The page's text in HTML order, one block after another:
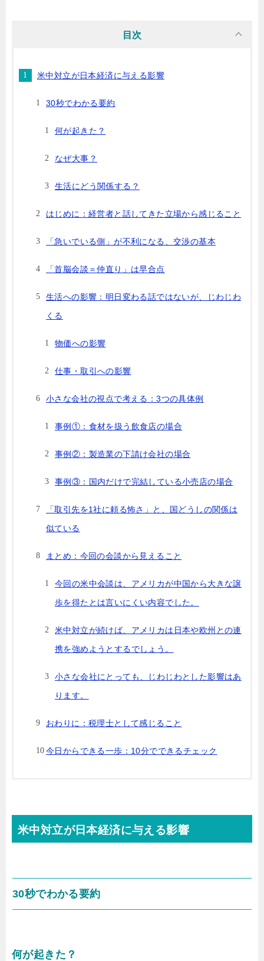
目次
米中対立が日本経済に与える影響
30秒でわかる要約
何が起きた？
なぜ大事？
生活にどう関係する？
はじめに：経営者と話してきた立場から感じること
「急いでいる側」が不利になる、交渉の基本
「首脳会談＝仲直り」は早合点
生活への影響：明日変わる話ではないが、じわじわ
くる
物価への影響
仕事・取引への影響
小さな会社の視点で考える：3つの具体例
事例①：食材を扱う飲食店の場合
事例②：製造業の下請け会社の場合
事例③：国内だけで完結している小売店の場合
「取引先を1社に頼る怖さ」と、国どうしの関係は
似ている
まとめ：今回の会談から見えること
今回の米中会談は、アメリカが中国から大きな譲
歩を得たとは言いにくい内容でした。
米中対立が続けば、アメリカは日本や欧州との連
携を強めようとするでしょう。
小さな会社にとっても、じわじわとした影響はあ
ります。
おわりに：税理士として感じること
今日からできる一歩：10分でできるチェック
米中対立が日本経済に与える影響
30秒でわかる要約
何が起きた？